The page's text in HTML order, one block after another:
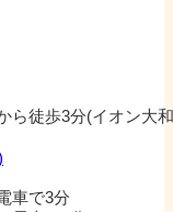
ら徒歩3分(イオン大和
車で3分